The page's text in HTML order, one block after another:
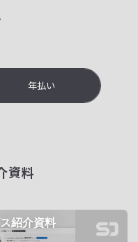
年払い
資料